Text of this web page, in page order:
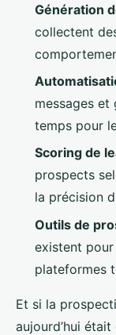
Génération
collectent
messages et
temps pour
Scoring de
prospects
la précision
Outils de
existent
plateformes
Et si la
aujourd’hui